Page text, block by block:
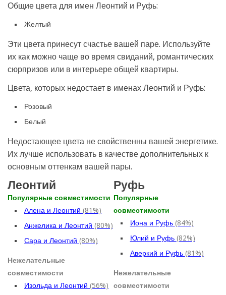
Общие цвета для имен Леонтий и Руфь:
Желтый
Эти цвета принесут счастье вашей паре. Используйте
их как можно чаще во время свиданий, романтических
сюрпризов или в интерьере общей квартиры.
Цвета, которых недостает в именах Леонтий и Руфь:
Розовый
Белый
Недостающее цвета не свойственны вашей энергетике.
Их лучше использовать в качестве дополнительных к
основным оттенкам вашей пары.
Леонтий
Популярные совместимости
Алена и Леонтий (81%)
Анжелика и Леонтий (80%)
Сара и Леонтий (80%)
Нежелательные
совместимости
Изольда и Леонтий (56%)
Руфь
Популярные
совместимости
Иона и Руфь (84%)
Юлий и Руфь (82%)
Аверкий и Руфь (81%)
Нежелательные
совместимости